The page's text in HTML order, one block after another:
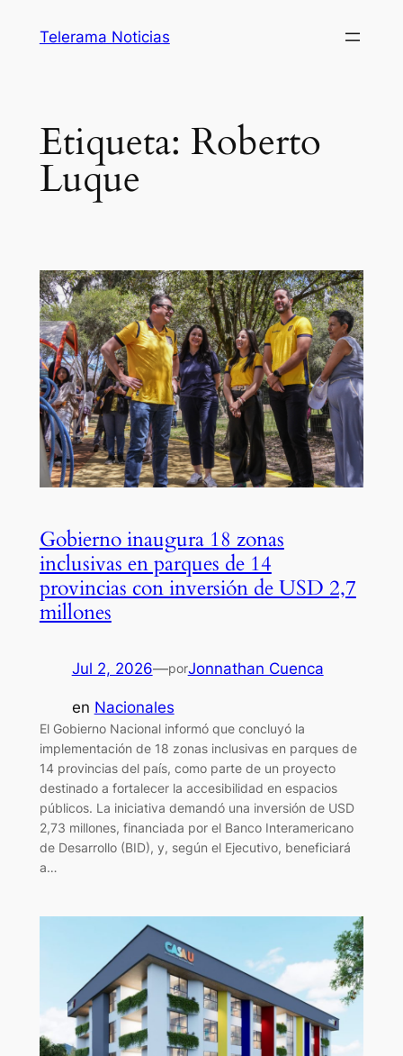
Telerama Noticias
Etiqueta: Roberto
Luque
Gobierno inaugura 18 zonas
inclusivas en parques de 14
provincias con inversión de USD 2,7
millones
Jul 2, 2026—porJonnathan Cuenca
en Nacionales
El Gobierno Nacional informó que concluyó la
implementación de 18 zonas inclusivas en parques de
14 provincias del país, como parte de un proyecto
destinado a fortalecer la accesibilidad en espacios
públicos. La iniciativa demandó una inversión de USD
2,73 millones, financiada por el Banco Interamericano
de Desarrollo (BID), y, según el Ejecutivo, beneficiará
a…